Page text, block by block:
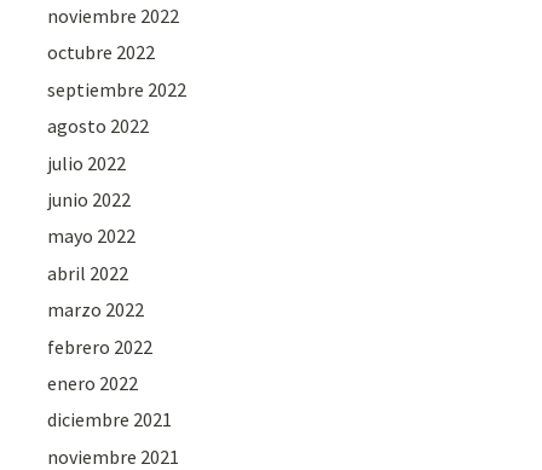
noviembre 2022
octubre 2022
septiembre 2022
agosto 2022
julio 2022
junio 2022
mayo 2022
abril 2022
marzo 2022
febrero 2022
enero 2022
diciembre 2021
noviembre 2021